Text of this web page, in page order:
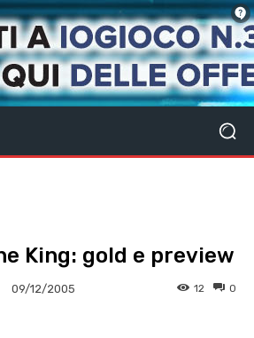
King: gold e preview
09/12/2005 0
12